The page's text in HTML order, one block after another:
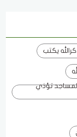
يكتب
تؤذي